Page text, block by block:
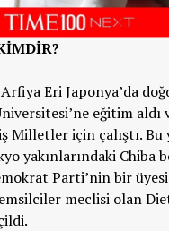
Eri Japonya’da
eğitim aldı
Milletler için çalıştı. Bu
yakınlarındaki Chiba
Parti’nin bir
meclisi olan